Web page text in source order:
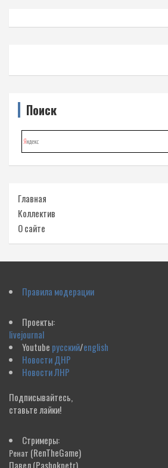
Поиск
Главная
Коллектив
О сайте
Правила модерации
Проекты:
livejournal
Youtube русский/english
Новости ДНР
Новости ЛНР
Подписывайтесь,
ставьте лайки!
Стримеры:
Ренат (RenTheGame)
Павел(Pashokpetr)